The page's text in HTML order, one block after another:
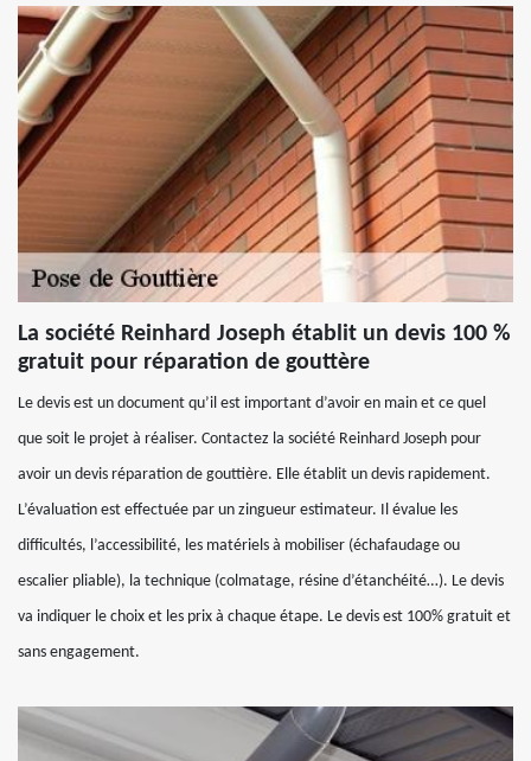
La société Reinhard Joseph établit un devis 100 %
gratuit pour réparation de gouttère
Le devis est un document qu’il est important d’avoir en main et ce quel
que soit le projet à réaliser. Contactez la société Reinhard Joseph pour
avoir un devis réparation de gouttière. Elle établit un devis rapidement.
L’évaluation est effectuée par un zingueur estimateur. Il évalue les
difficultés, l’accessibilité, les matériels à mobiliser (échafaudage ou
escalier pliable), la technique (colmatage, résine d’étanchéité…). Le devis
va indiquer le choix et les prix à chaque étape. Le devis est 100% gratuit et
sans engagement.